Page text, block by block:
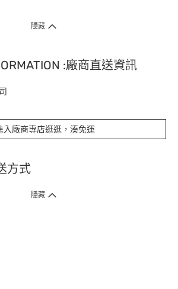
隱藏
:廠商直送資訊
入廠商專店逛逛，湊免運
方式
隱藏